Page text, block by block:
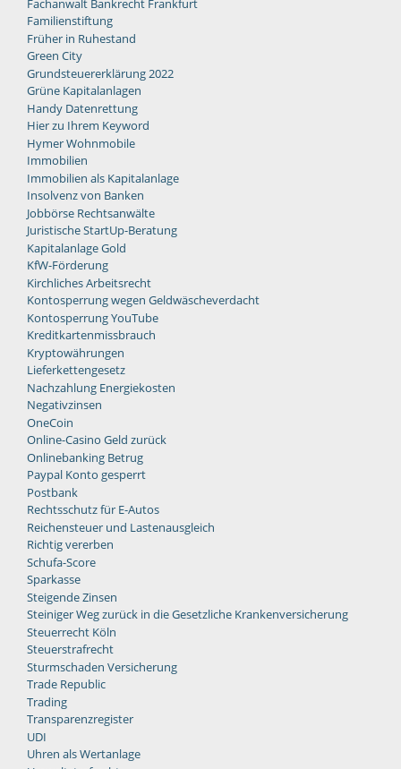
Familienstiftung
Früher in Ruhestand
Green City
Grundsteuererklärung 2022
Grüne Kapitalanlagen
Handy Datenrettung
Hier zu Ihrem Keyword
Hymer Wohnmobile
Immobilien
Immobilien als Kapitalanlage
Insolvenz von Banken
Jobbörse Rechtsanwälte
Juristische StartUp-Beratung
Kapitalanlage Gold
KfW-Förderung
Kirchliches Arbeitsrecht
Kontosperrung wegen Geldwäscheverdacht
Kontosperrung YouTube
Kreditkartenmissbrauch
Kryptowährungen
Lieferkettengesetz
Nachzahlung Energiekosten
Negativzinsen
OneCoin
Online-Casino Geld zurück
Onlinebanking Betrug
Paypal Konto gesperrt
Postbank
Rechtsschutz für E-Autos
Reichensteuer und Lastenausgleich
Richtig vererben
Schufa-Score
Sparkasse
Steigende Zinsen
Steiniger Weg zurück in die Gesetzliche Krankenversicherung
Steuerrecht Köln
Steuerstrafrecht
Sturmschaden Versicherung
Trade Republic
Trading
Transparenzregister
UDI
Uhren als Wertanlage